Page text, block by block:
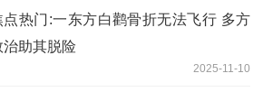
点热门:一东方白鹳骨折无法飞行 多方
治助其脱险
2025-11-10